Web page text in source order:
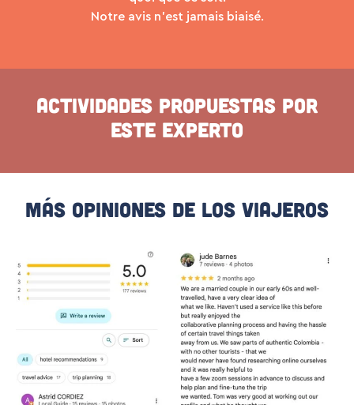
Notre avis n’est jamais biaisé.
Actividades propuestas por
este experto
Más Opiniones De Los Viajeros